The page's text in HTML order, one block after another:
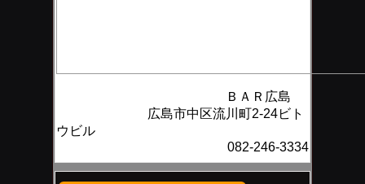
ＢＡＲ広島
広島市中区流川町2-24ビト
ウビル
082-246-3334